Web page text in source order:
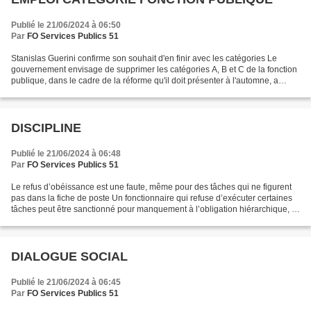
Publié le 21/06/2024 à 06:50
Par FO Services Publics 51
Stanislas Guerini confirme son souhait d'en finir avec les catégories Le
gouvernement envisage de supprimer les catégories A, B et C de la fonction
publique, dans le cadre de la réforme qu'il doit présenter à l'automne, a
DISCIPLINE
Publié le 21/06/2024 à 06:48
Par FO Services Publics 51
Le refus d’obéissance est une faute, même pour des tâches qui ne figurent
pas dans la fiche de poste Un fonctionnaire qui refuse d’exécuter certaines
tâches peut être sanctionné pour manquement à l’obligation hiérarchique, y
DIALOGUE SOCIAL
Publié le 21/06/2024 à 06:45
Par FO Services Publics 51